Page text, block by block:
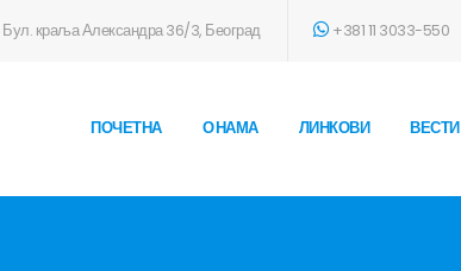
Бул. краља Александра 36/3, Београд +381 11 3033-550
ПОЧЕТНА О НАМА ЛИНКОВИ ВЕСТИ